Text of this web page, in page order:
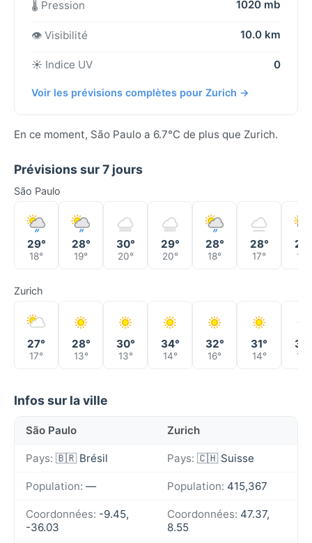
🌡️ Pression 1020 mb
👁️ Visibilité 10.0 km
☀️ Indice UV 0
Voir les prévisions complètes pour Zurich →
En ce moment, São Paulo a 6.7°C de plus que Zurich.
Prévisions sur 7 jours
São Paulo
29°
18°
28°
19°
30°
20°
29°
20°
28°
18°
28°
17°
27°
18°
Zurich
27°
17°
28°
13°
30°
13°
34°
14°
32°
16°
31°
14° 14°
Infos sur la ville
São Paulo Zurich
Pays: 🇧🇷 Brésil Pays: 🇨🇭 Suisse
Population: — Population: 415,367
Coordonnées: -9.45,
-36.03
Coordonnées: 47.37,
8.55